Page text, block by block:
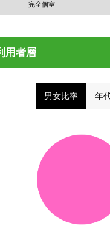
完全個室
用者層
男女比率 年